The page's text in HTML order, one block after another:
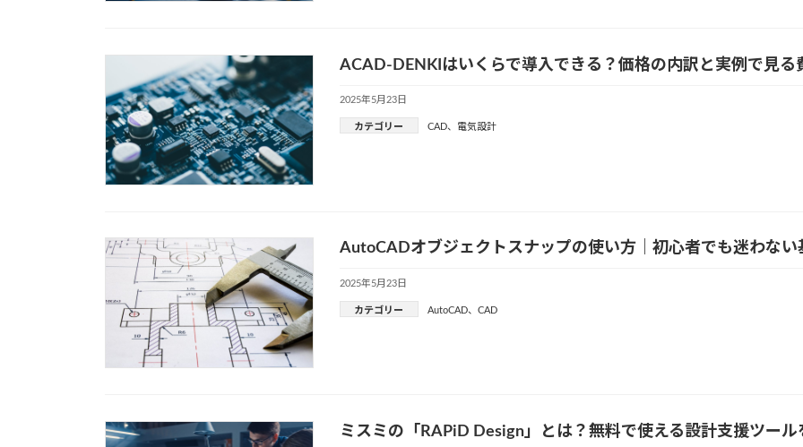
ACAD-DENKIはいくらで導入できる？価格の内訳と実例で見る
2025年5月23日
カテゴリー CAD、 電気設計
AutoCADオブジェクトスナップの使い方｜初心者でも迷わない
2025年5月23日
カテゴリー AutoCAD、 CAD
ミスミの「RAPiD Design」とは？無料で使える設計支援ツール